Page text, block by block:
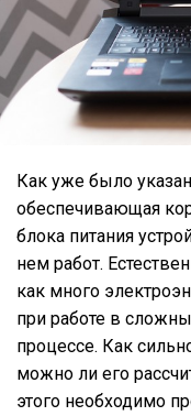
Как уже было
обеспечивающая
блока питания
нем работ.
как много
при работе в
процессе. Как
можно ли его
этого необходимо